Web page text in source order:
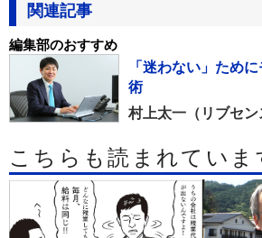
関連記事
編集部のおすすめ
「迷わない」ため
術
村上太一（リブセン
こちらも読まれていま